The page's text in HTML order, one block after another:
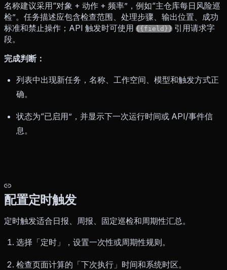
名称建议采用“对象 + 动作 + 频率”，例如“主仓库每日风险巡
检”。任务描述应包含检查范围、处理步骤、输出位置、成功
标准和禁止操作；API 触发时可使用 {{field}} 引用请求字
段。
完成判断：
列表中出现新任务，名称、工作空间、模型和触发方式正
确。
状态为“已启用”，并显示下一次运行时间或 API/事件信
息。
配置定时触发
定时触发适合日报、周报、固定巡检和周期性汇总。
选择「定时」，设置一次性或周期性规则。
检查页面计算的「下次执行」时间和系统时区。